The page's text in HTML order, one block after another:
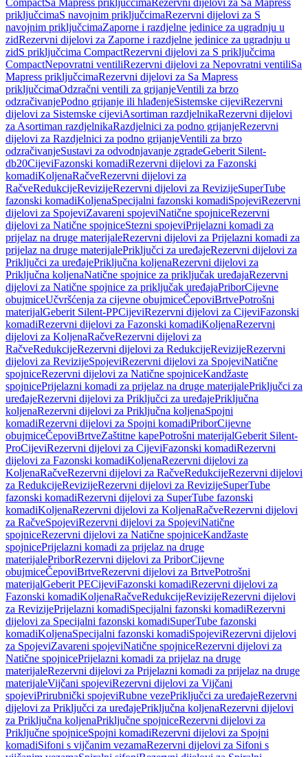
CompactSa Mapress priključcimaRezervni dijelovi za Sa Mapress
priključcimaS navojnim priključcimaRezervni dijelovi za S
navojnim priključcimaZaporne i razdjelne jedinice za ugradnju u
zidRezervni dijelovi za Zaporne i razdjelne jedinice za ugradnju u
zidS priključcima CompactRezervni dijelovi za S priključcima
CompactNepovratni ventiliRezervni dijelovi za Nepovratni ventiliSa
Mapress priključcimaRezervni dijelovi za Sa Mapress
priključcimaOdzračni ventili za grijanjeVentili za brzo
odzračivanjePodno grijanje ili hlađenjeSistemske cijeviRezervni
dijelovi za Sistemske cijeviAsortiman razdjelnikaRezervni dijelovi
za Asortiman razdjelnikaRazdjelnici za podno grijanjeRezervni
dijelovi za Razdjelnici za podno grijanjeVentili za brzo
odzračivanjeSustavi za odvodnjavanje zgradeGeberit Silent-
db20CijeviFazonski komadiRezervni dijelovi za Fazonski
komadiKoljenaRačveRezervni dijelovi za
RačveRedukcijeRevizijeRezervni dijelovi za RevizijeSuperTube
fazonski komadiKoljenaSpecijalni fazonski komadiSpojeviRezervni
dijelovi za SpojeviZavareni spojeviNatične spojniceRezervni
dijelovi za Natične spojniceStezni spojeviPrijelazni komadi za
prijelaz na druge materijaleRezervni dijelovi za Prijelazni komadi za
prijelaz na druge materijalePriključci za uređajeRezervni dijelovi za
Priključci za uređajePriključna koljenaRezervni dijelovi za
Priključna koljenaNatične spojnice za priključak uređajaRezervni
dijelovi za Natične spojnice za priključak uređajaPriborCijevne
obujmiceUčvršćenja za cijevne obujmiceČepoviBrtvePotrošni
materijalGeberit Silent-PPCijeviRezervni dijelovi za CijeviFazonski
komadiRezervni dijelovi za Fazonski komadiKoljenaRezervni
dijelovi za KoljenaRačveRezervni dijelovi za
RačveRedukcijeRezervni dijelovi za RedukcijeRevizijeRezervni
dijelovi za RevizijeSpojeviRezervni dijelovi za SpojeviNatične
spojniceRezervni dijelovi za Natične spojniceKandžaste
spojnicePrijelazni komadi za prijelaz na druge materijalePriključci za
uređajeRezervni dijelovi za Priključci za uređajePriključna
koljenaRezervni dijelovi za Priključna koljenaSpojni
komadiRezervni dijelovi za Spojni komadiPriborCijevne
obujmiceČepoviBrtveZaštitne kapePotrošni materijalGeberit Silent-
ProCijeviRezervni dijelovi za CijeviFazonski komadiRezervni
dijelovi za Fazonski komadiKoljenaRezervni dijelovi za
KoljenaRačveRezervni dijelovi za RačveRedukcijeRezervni dijelovi
za RedukcijeRevizijeRezervni dijelovi za RevizijeSuperTube
fazonski komadiRezervni dijelovi za SuperTube fazonski
komadiKoljenaRezervni dijelovi za KoljenaRačveRezervni dijelovi
za RačveSpojeviRezervni dijelovi za SpojeviNatične
spojniceRezervni dijelovi za Natične spojniceKandžaste
spojnicePrijelazni komadi za prijelaz na druge
materijalePriborRezervni dijelovi za PriborCijevne
obujmiceČepoviBrtveRezervni dijelovi za BrtvePotrošni
materijalGeberit PECijeviFazonski komadiRezervni dijelovi za
Fazonski komadiKoljenaRačveRedukcijeRevizijeRezervni dijelovi
za RevizijePrijelazni komadiSpecijalni fazonski komadiRezervni
dijelovi za Specijalni fazonski komadiSuperTube fazonski
komadiKoljenaSpecijalni fazonski komadiSpojeviRezervni dijelovi
za SpojeviZavareni spojeviNatične spojniceRezervni dijelovi za
Natične spojnicePrijelazni komadi za prijelaz na druge
materijaleRezervni dijelovi za Prijelazni komadi za prijelaz na druge
materijaleVijčani spojeviRezervni dijelovi za Vijčani
spojeviPrirubnički spojeviRubne vezePriključci za uređajeRezervni
dijelovi za Priključci za uređajePriključna koljenaRezervni dijelovi
za Priključna koljenaPriključne spojniceRezervni dijelovi za
Priključne spojniceSpojni komadiRezervni dijelovi za Spojni
komadiSifoni s vijčanim vezamaRezervni dijelovi za Sifoni s